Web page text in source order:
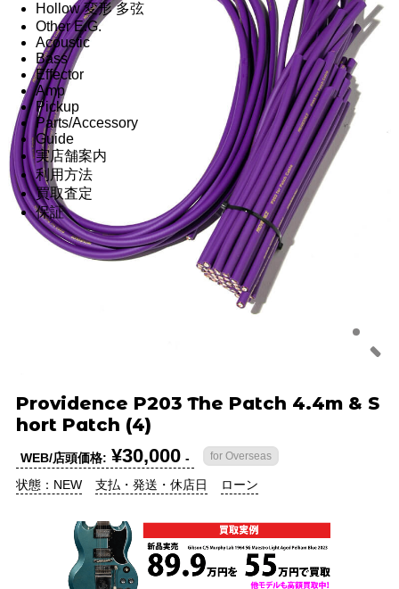
Hollow 変形 多弦
Other E.G.
Acoustic
Bass
Effector
Amp
Pickup
Parts/Accessory
Guide
実店舗案内
利用方法
買取査定
保証
Providence P203 The Patch 4.4m & S
hort Patch (4)
WEB/店頭価格: ¥30,000 - for Overseas
状態：NEW 支払・発送・休店日 ローン